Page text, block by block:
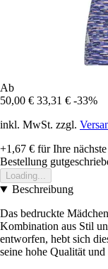
Ab
50,00 € 33,31 € -33%
inkl. MwSt. zzgl.
+1,67 € für Ihre
Bestellung
Loading...
Beschreibung
Das bedruckte
Kombination aus Stil
entworfen, hebt sich
seine hohe Qualität